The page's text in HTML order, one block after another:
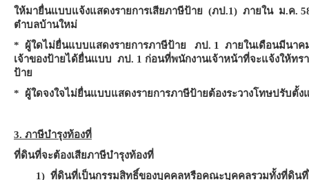
ให้มายื่นแบบแจ้งแสดงรายการเสียภาษีป้าย (ภป.1) ภายใน ม.ค.
ตำบลบ้านใหม่
* ผู้ใดไม่ยื่นแบบแสดงรายการภาษีป้าย ภป. 1 ภายในเดือนมีนาค
เจ้าของป้ายได้ยื่นแบบ ภป. 1 ก่อนที่พนักงานเจ้าหน้าที่จะแจ้งให้ทร
ป้าย
* ผู้ใดจงใจไม่ยื่นแบบแสดงรายการภาษีป้ายต้องระวางโทษปรับตั้
3. ภาษีบำรุงท้องที่
ที่ดินที่จะต้องเสียภาษีบำรุงท้องที่
1) ที่ดินที่เป็นกรรมสิทธิ์ของบุคคลหรือคณะบุคคลรวมทั้งที่ดิน